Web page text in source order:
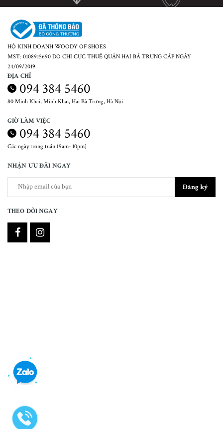
HỘ KINH DOANH WOODY OF SHOES
MST: 0108915690 DO CHI CỤC THUẾ QUẬN HAI BÀ TRƯNG CẤP NGÀY
24/09/2019.
ĐỊA CHỈ
094 384 5460
80 Minh Khai, Minh Khai, Hai Bà Trưng, Hà Nội
GIỜ LÀM VIỆC
094 384 5460
Các ngày trong tuần (9am- 10pm)
NHẬN ƯU ĐÃI NGAY
Đăng ký
THEO DÕI NGAY